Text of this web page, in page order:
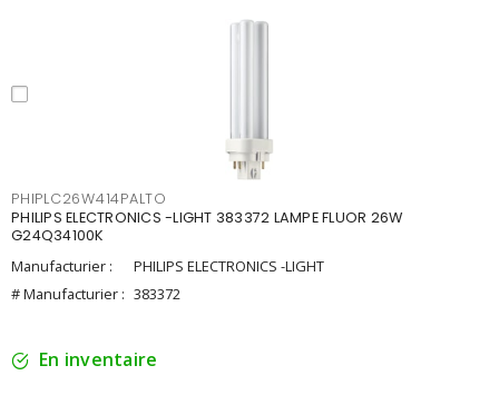
PHIPLC26W414PALTO
PHILIPS ELECTRONICS -LIGHT 383372 LAMPE FLUOR 26W
G24Q34100K
Manufacturier :
PHILIPS ELECTRONICS -LIGHT
# Manufacturier : 383372
En inventaire